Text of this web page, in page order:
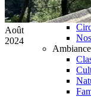
Circuits
Ambiance
Août
2024